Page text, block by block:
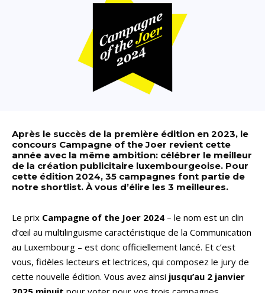
Après le succès de la première édition en 2023, le
concours Campagne of the Joer revient cette
année avec la même ambition: célébrer le meilleur
de la création publicitaire luxembourgeoise. Pour
cette édition 2024, 35 campagnes font partie de
notre shortlist. À vous d’élire les 3 meilleures.
Le prix Campagne of the Joer 2024 – le nom est un clin
d’œil au multilinguisme caractéristique de la Communication
au Luxembourg – est donc officiellement lancé. Et c’est
vous, fidèles lecteurs et lectrices, qui composez le jury de
cette nouvelle édition. Vous avez ainsi jusqu’au 2 janvier